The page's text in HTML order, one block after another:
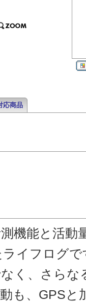
応商品
機能と活動
イフログで
く、さらな
も、GPSと